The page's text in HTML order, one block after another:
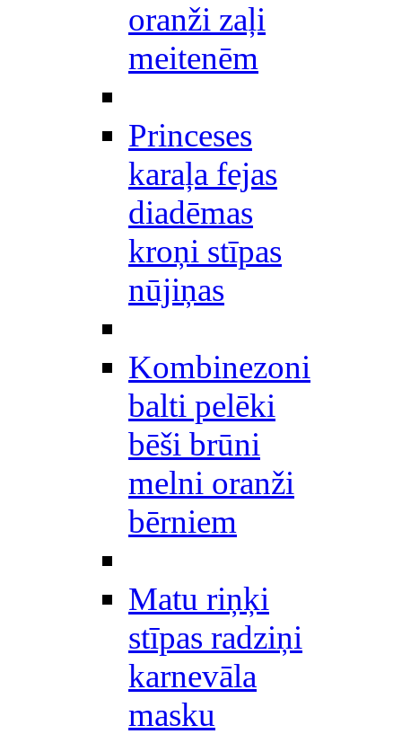
oranži zaļi
meitenēm
Princeses
karaļa fejas
diadēmas
kroņi stīpas
nūjiņas
Kombinezoni
balti pelēki
bēši brūni
melni oranži
bērniem
Matu riņķi
stīpas radziņi
karnevāla
masku